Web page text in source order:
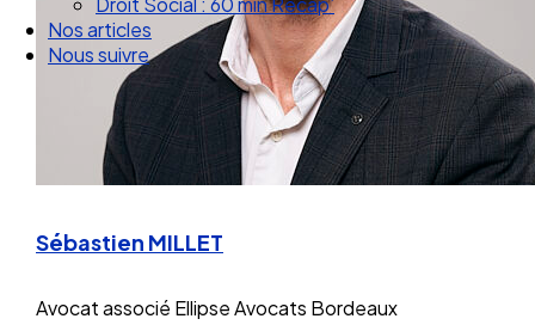
Nos articles
Nous suivre
Sébastien MILLET
Avocat associé Ellipse Avocats Bordeaux